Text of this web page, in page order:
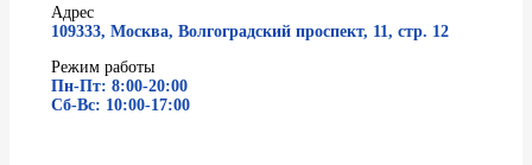
Адрес
109333, Москва, Волгоградский проспект, 11, стр. 12
Режим работы
Пн-Пт: 8:00-20:00
Сб-Вс: 10:00-17:00